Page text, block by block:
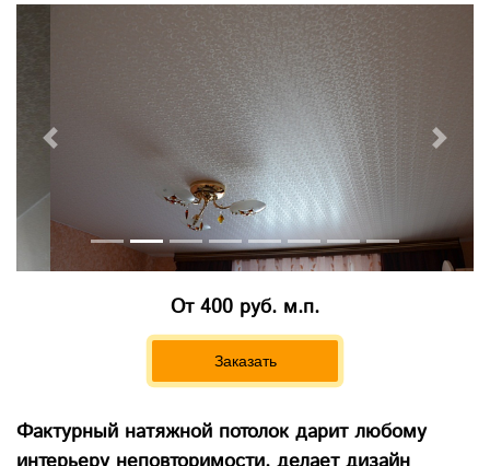
Previous Next
От 400 руб. м.п.
Заказать
Фактурный натяжной потолок дарит любому